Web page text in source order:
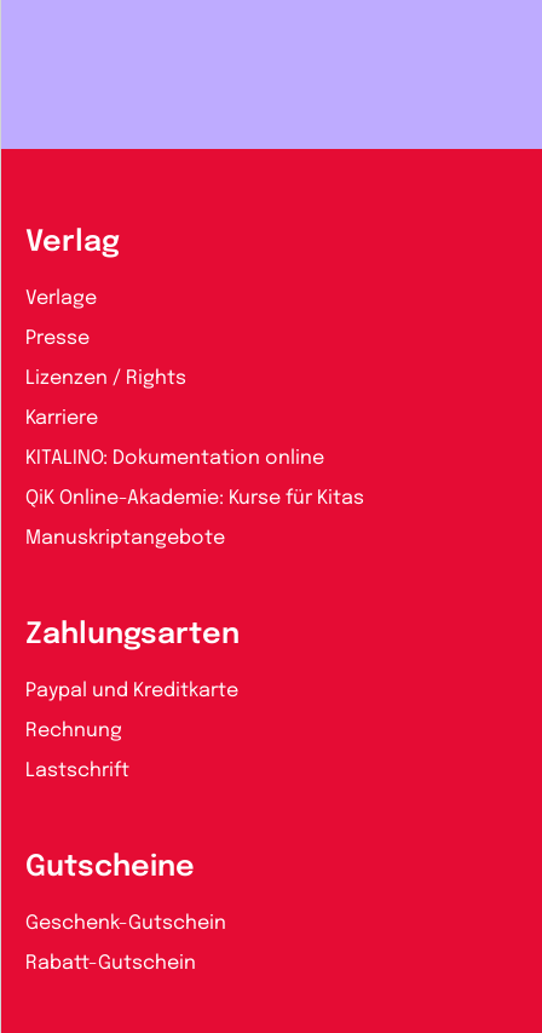
Verlag
Verlage
Presse
Lizenzen / Rights
Karriere
KITALINO: Dokumentation online
QiK Online-Akademie: Kurse für Kitas
Manuskriptangebote
Zahlungsarten
Paypal und Kreditkarte
Rechnung
Lastschrift
Gutscheine
Geschenk-Gutschein
Rabatt-Gutschein